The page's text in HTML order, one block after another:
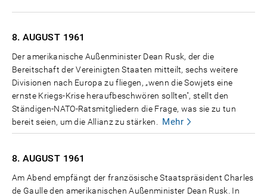
8. AUGUST 1961
Der amerikanische Außenminister Dean Rusk, der die
Bereitschaft der Vereinigten Staaten mitteilt, sechs weitere
Divisionen nach Europa zu fliegen, „wenn die Sowjets eine
ernste Kriegs-Krise heraufbeschwören sollten", stellt den
Ständigen-NATO-Ratsmitgliedern die Frage, was sie zu tun
bereit seien, um die Allianz zu stärken.
Mehr
8. AUGUST 1961
Am Abend empfängt der französische Staatspräsident Charles
de Gaulle den amerikanischen Außenminister Dean Rusk. In